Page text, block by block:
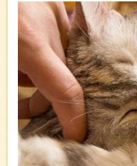
猫がゴロ
あるって